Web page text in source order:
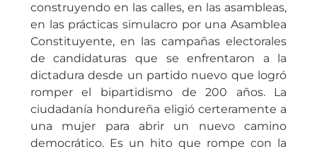
construyendo en las calles, en las asambleas,
en las prácticas simulacro por una Asamblea
Constituyente, en las campañas electorales
de candidaturas que se enfrentaron a la
dictadura desde un partido nuevo que logró
romper el bipartidismo de 200 años. La
ciudadanía hondureña eligió certeramente a
una mujer para abrir un nuevo camino
democrático. Es un hito que rompe con la